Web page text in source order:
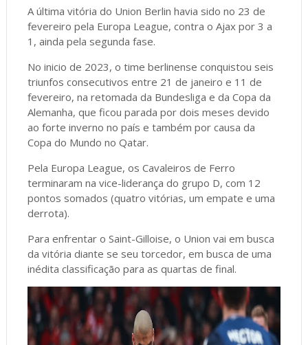
A última vitória do Union Berlin havia sido no 23 de
fevereiro pela Europa League, contra o Ajax por 3 a
1, ainda pela segunda fase.
No inicio de 2023, o time berlinense conquistou seis
triunfos consecutivos entre 21 de janeiro e 11 de
fevereiro, na retomada da Bundesliga e da Copa da
Alemanha, que ficou parada por dois meses devido
ao forte inverno no país e também por causa da
Copa do Mundo no Qatar.
Pela Europa League, os Cavaleiros de Ferro
terminaram na vice-liderança do grupo D, com 12
pontos somados (quatro vitórias, um empate e uma
derrota).
Para enfrentar o Saint-Gilloise, o Union vai em busca
da vitória diante se seu torcedor, em busca de uma
inédita classificação para as quartas de final.